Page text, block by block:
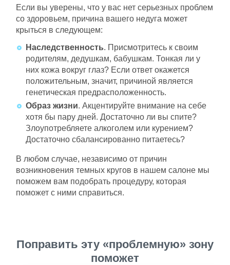
Если вы уверены, что у вас нет серьезных проблем
со здоровьем, причина вашего недуга может
крыться в следующем:
Наследственность. Присмотритесь к своим
родителям, дедушкам, бабушкам. Тонкая ли у
них кожа вокруг глаз? Если ответ окажется
положительным, значит, причиной является
генетическая предрасположенность.
Образ жизни. Акцентируйте внимание на себе
хотя бы пару дней. Достаточно ли вы спите?
Злоупотребляете алкоголем или курением?
Достаточно сбалансированно питаетесь?
В любом случае, независимо от причин
возникновения темных кругов в нашем салоне мы
поможем вам подобрать процедуру, которая
поможет с ними справиться.
Поправить эту «проблемную» зону
поможет
доплатить наличными или банковской
картой.
Срок действия сертификата – 1 год с
момента покупки.
Номинал сертификата
расходуется единовременно.
Подробную информацию о покупке и
использовании сертификата можно узнать у
администратора или по телефону+7 (923)
495-10-10.